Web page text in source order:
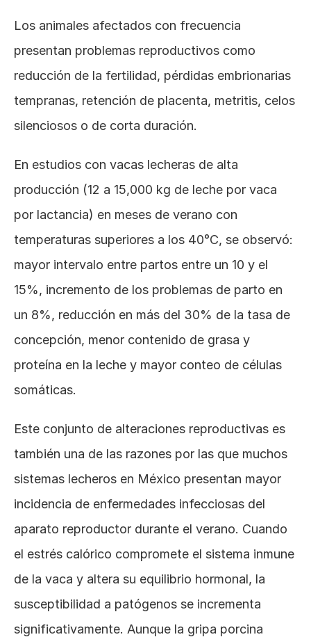
Los animales afectados con frecuencia
presentan problemas reproductivos como
reducción de la fertilidad, pérdidas embrionarias
tempranas, retención de placenta, metritis, celos
silenciosos o de corta duración.
En estudios con vacas lecheras de alta
producción (12 a 15,000 kg de leche por vaca
por lactancia) en meses de verano con
temperaturas superiores a los 40°C, se observó:
mayor intervalo entre partos entre un 10 y el
15%, incremento de los problemas de parto en
un 8%, reducción en más del 30% de la tasa de
concepción, menor contenido de grasa y
proteína en la leche y mayor conteo de células
somáticas.
Este conjunto de alteraciones reproductivas es
también una de las razones por las que muchos
sistemas lecheros en México presentan mayor
incidencia de enfermedades infecciosas del
aparato reproductor durante el verano. Cuando
el estrés calórico compromete el sistema inmune
de la vaca y altera su equilibrio hormonal, la
susceptibilidad a patógenos se incrementa
significativamente. Aunque la gripa porcina